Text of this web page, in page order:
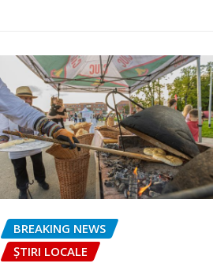
BREAKING NEWS
ȘTIRI LOCALE